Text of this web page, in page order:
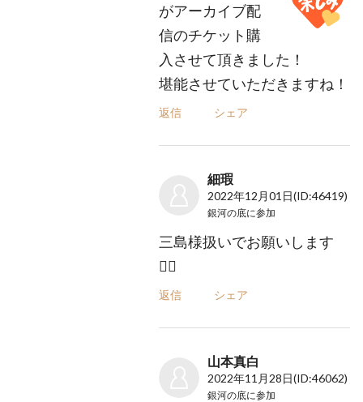
がアーカイブ配
信のチケット購
入させて頂きました！
堪能させていただきますね！
返信 シェア
細瑕
2022年12月01日(ID:46419)
銀河の底に参加
三島様扱いでお願いします
🙇‍♀️
返信 シェア
山本真白
2022年11月28日(ID:46062)
銀河の底に参加